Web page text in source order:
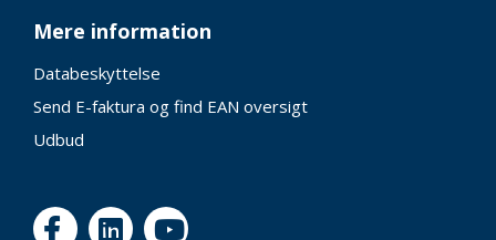
Mere information
Databeskyttelse
Send E-faktura og find EAN oversigt
Udbud